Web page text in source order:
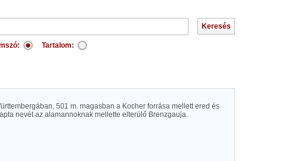
Tartalom:
501 m. magasban a Kocher forrása mellett ered és
nevét az alamannoknak mellette elterülő Brenzgauja.